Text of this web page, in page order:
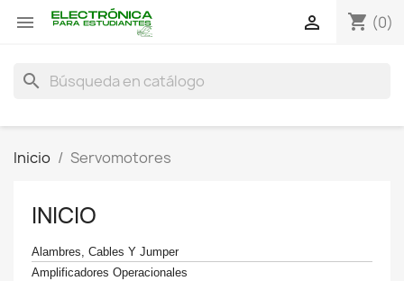
 shopping_cart (0)

search
Inicio Servomotores
INICIO
Alambres, Cables Y Jumper
Amplificadores Operacionales